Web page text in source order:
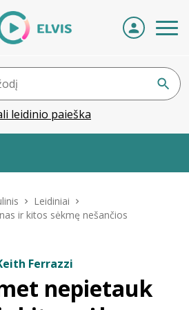
leidinio paieška
Leidiniai
ir kitos sėkmę nešančios
Ferrazzi
nepietauk